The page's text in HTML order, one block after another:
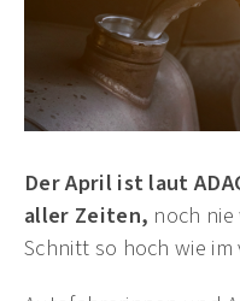
Der April ist laut
aller Zeiten, noch
Schnitt so hoch wie